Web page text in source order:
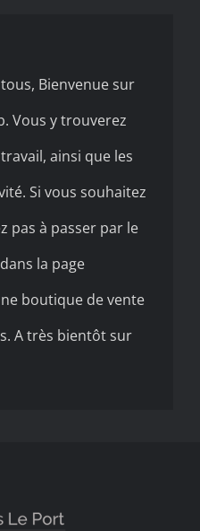
Bienvenue sur
Vous y trouverez
ainsi que les
Si vous souhaitez
pas à passer par le
la page
boutique de vente
A très bientôt sur